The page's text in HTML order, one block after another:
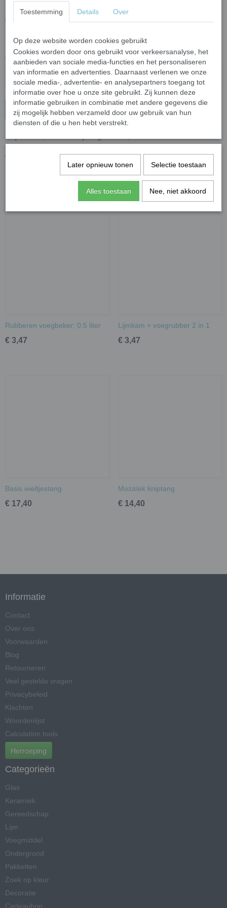
€ 4,95 (inclusief btw 21%)
Op voorraad- Levertijd 1-3 werkdagen
Aantal
In winkelwagen
vermindert de wrijving tussen het snijwiel en het glasoppervlak
waardoor het glassnijden gemakkelijker en nauwkeuriger wordt.
Het gebruik van snijolie verlengt de levensduur van de glassnijder.
Rubberen voegbeker; 0,5 liter
€ 3,47
Lijmkam + voegrubber 2 in 1
€ 3,47
Basis wieltjestang
€ 17,40
Mozaïek kniptang
€ 14,40
Informatie
Contact
Over ons
Voorwaarden
Blog
Retourneren
Veel gestelde vragen
Privacybeleid
Klachten
Woordenlijst
Calculation tools
Herroeping
Categorieën
Glas
Keramiek
Gereedschap
Lijm
Voegmiddel
Ondergrond
Pakketten
Zoek op kleur
Decoratie
Cadeaubon
Toestemming Details Over
Op deze website worden cookies gebruikt
Cookies worden door ons gebruikt voor verkeersanalyse, het
aanbieden van sociale media-functies en het personaliseren
van informatie en advertenties. Daarnaast verlenen we onze
sociale media-, advertentie- en analysepartners toegang tot
informatie over hoe u onze site gebruikt. Zij kunnen deze
informatie gebruiken in combinatie met andere gegevens die
zij mogelijk hebben verzameld door uw gebruik van hun
diensten of die u hen hebt verstrekt.
Later opnieuw tonen Selectie toestaan
Alles toestaan Nee, niet akkoord